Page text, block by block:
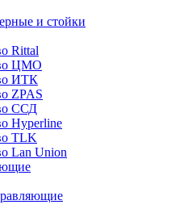
и стойки
Rittal
ЦМО
ИТК
ZPAS
ССД
Hyperline
TLK
Lan Union